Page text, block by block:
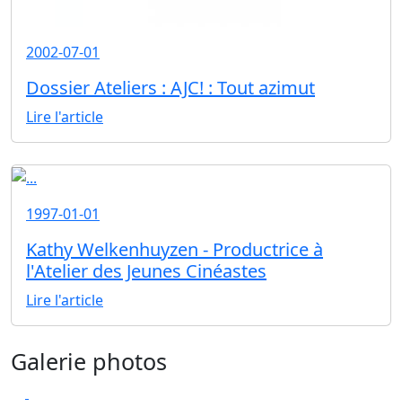
2002-07-01
Dossier Ateliers : AJC! : Tout azimut
Lire l'article
1997-01-01
Kathy Welkenhuyzen - Productrice à
l'Atelier des Jeunes Cinéastes
Lire l'article
Galerie photos